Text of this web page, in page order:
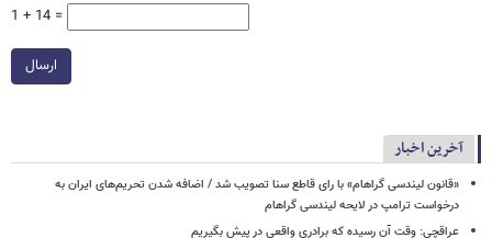
1 + 14 =
ارسال
آخرین اخبار
«قانون لیندسی گراهام» با رای قاطع سنا تصویب شد / اضافه شدن تحریم‌های ایران به
درخواست ترامپ در لایحه لیندسی گراهام
عراقچی: وقت آن رسیده که برادری واقعی در پیش بگیریم